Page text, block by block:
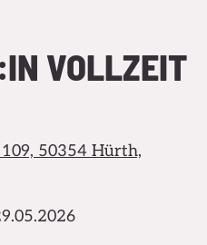
VOLLZEIT
50354 Hürth,